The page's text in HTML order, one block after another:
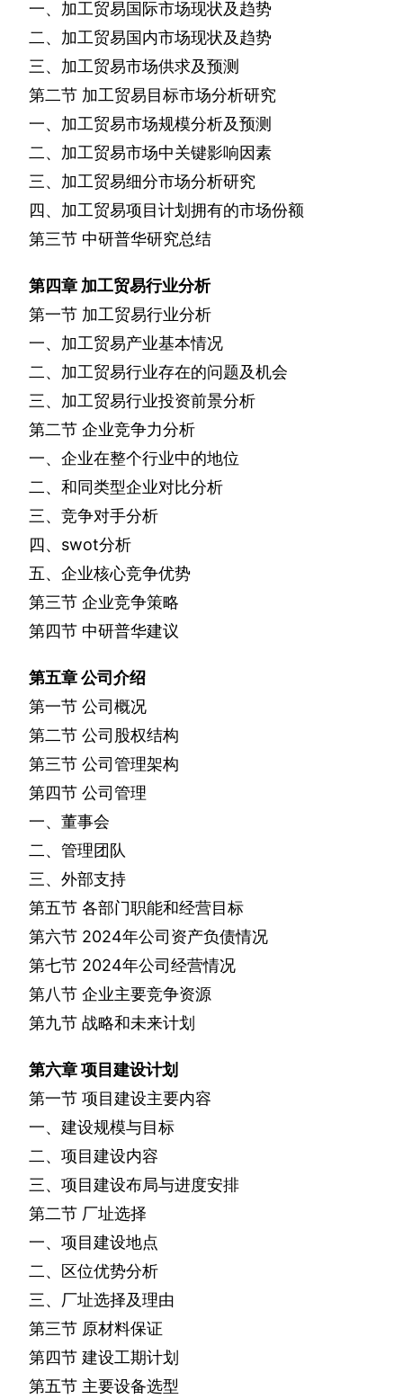
一、加工贸易国际市场现状及趋势
二、加工贸易国内市场现状及趋势
三、加工贸易市场供求及预测
第二节 加工贸易目标市场分析研究
一、加工贸易市场规模分析及预测
二、加工贸易市场中关键影响因素
三、加工贸易细分市场分析研究
四、加工贸易项目计划拥有的市场份额
第三节 中研普华研究总结
第四章 加工贸易行业分析
第一节 加工贸易行业分析
一、加工贸易产业基本情况
二、加工贸易行业存在的问题及机会
三、加工贸易行业投资前景分析
第二节 企业竞争力分析
一、企业在整个行业中的地位
二、和同类型企业对比分析
三、竞争对手分析
四、 swot分析
五、企业核心竞争优势
第三节 企业竞争策略
第四节 中研普华建议
第五章公司介绍
第一节 公司概况
第二节 公司股权结构
第三节 公司管理架构
第四节 公司管理
一、董事会
二、管理团队
三、外部支持
第五节 各部门职能和经营目标
第六节 2024年公司资产负债情况
第七节 2024年公司经营情况
第八节 企业主要竞争资源
第九节 战略和未来计划
第六章项目建设计划
第一节 项目建设主要内容
一、建设规模与目标
二、项目建设内容
三、项目建设布局与进度安排
第二节 厂址选择
一、项目建设地点
二、区位优势分析
三、厂址选择及理由
第三节 原材料保证
第四节 建设工期计划
第五节 主要设备选型